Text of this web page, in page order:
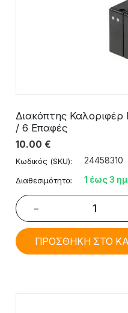
Διακόπτης Καλοριφέρ
/ 6 Επαφές
10.00 €
Κωδικός (SKU): 24458310
Διαθεσιμότητα: 1 έως 3
−
ΠΡΟΣΘΗΚΗ ΣΤΟ